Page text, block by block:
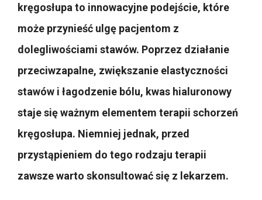
kręgosłupa to innowacyjne podejście, które
może przynieść ulgę pacjentom z
dolegliwościami stawów. Poprzez działanie
przeciwzapalne, zwiększanie elastyczności
stawów i łagodzenie bólu, kwas hialuronowy
staje się ważnym elementem terapii schorzeń
kręgosłupa. Niemniej jednak, przed
przystąpieniem do tego rodzaju terapii
zawsze warto skonsultować się z lekarzem.